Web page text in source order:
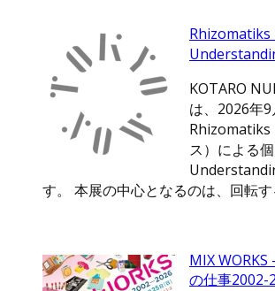
KOTARO
は、2026年9
Rhizomatiks
ス）による
す。 本展の中心となるのは、回転
MIX
の仕事2002-